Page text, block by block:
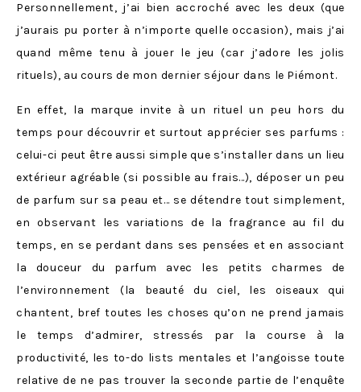
Personnellement, j’ai bien accroché avec les deux (que
j’aurais pu porter à n’importe quelle occasion), mais j’ai
quand même tenu à jouer le jeu (car j’adore les jolis
rituels), au cours de mon dernier séjour dans le Piémont.
En effet, la marque invite à un rituel un peu hors du
temps pour découvrir et surtout apprécier ses parfums :
celui-ci peut être aussi simple que s’installer dans un lieu
extérieur agréable (si possible au frais…), déposer un peu
de parfum sur sa peau et… se détendre tout simplement,
en observant les variations de la fragrance au fil du
temps, en se perdant dans ses pensées et en associant
la douceur du parfum avec les petits charmes de
l’environnement (la beauté du ciel, les oiseaux qui
chantent, bref toutes les choses qu’on ne prend jamais
le temps d’admirer, stressés par la course à la
productivité, les to-do lists mentales et l’angoisse toute
relative de ne pas trouver la seconde partie de l’enquête